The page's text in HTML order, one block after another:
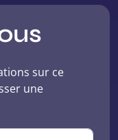
sur ce
une